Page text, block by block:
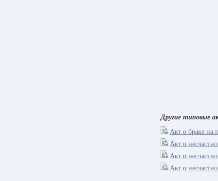
Другие типовые
Акт о браке на
Акт о
Акт о
Акт о